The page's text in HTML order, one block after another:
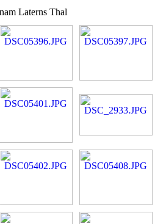
Laterns Thal